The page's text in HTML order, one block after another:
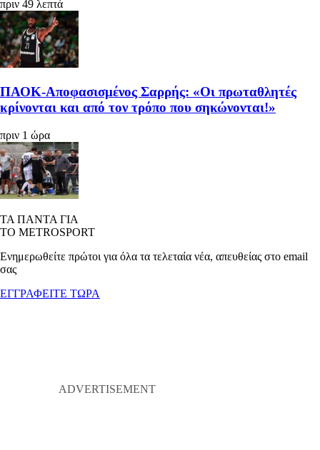
πριν 49 λεπτά
ΠΑΟΚ-Αποφασισμένος Σαρρής: «Οι πρωταθλητές
κρίνονται και από τον τρόπο που σηκώνονται!»
πριν 1 ώρα
ΤΑ ΠΑΝΤΑ ΓΙΑ
ΤΟ METROSPORT
Ενημερωθείτε πρώτοι για όλα τα τελεταία νέα, απευθείας στο email
σας
ΕΓΓΡΑΦΕΙΤΕ ΤΩΡΑ